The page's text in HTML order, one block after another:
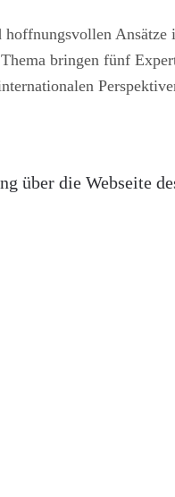
hoffnungsvollen Ansätze
bringen fünf
über die Webseite